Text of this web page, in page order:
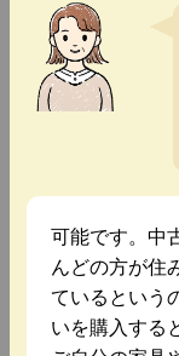
可能です。中
んどの方が住
ているという
いを購入する